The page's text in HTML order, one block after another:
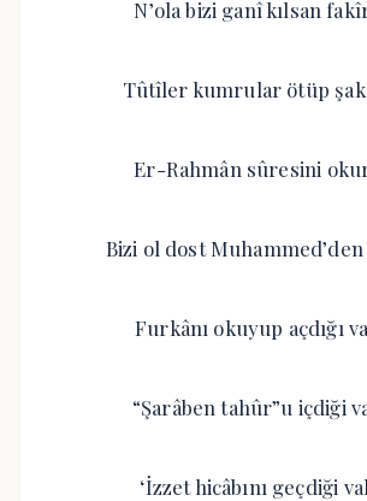
N’ola bizi ganî kılsan
Tûtîler kumrular ötüp
Er-Rahmân sûresini
Bizi ol dost Muhammed’den
Furkânı okuyup açdığı
“Şarâben tahûr”u içdiği
‘İzzet hicâbını geçdiği